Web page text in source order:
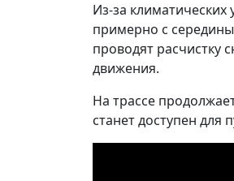
Из-за
примерно с
проводят расчистку
движения.
На трассе
станет доступен для